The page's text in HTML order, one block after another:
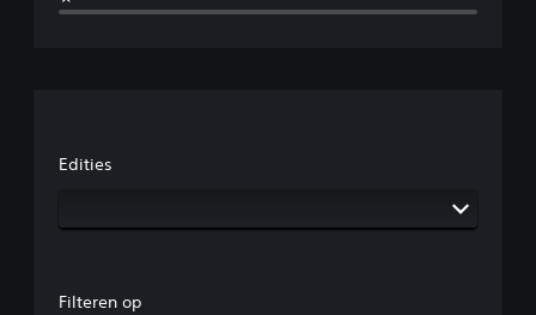
Edities
Filteren op